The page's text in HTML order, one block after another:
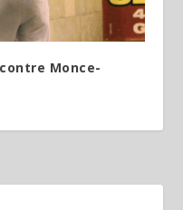
Monce-